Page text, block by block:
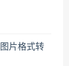
片格式转